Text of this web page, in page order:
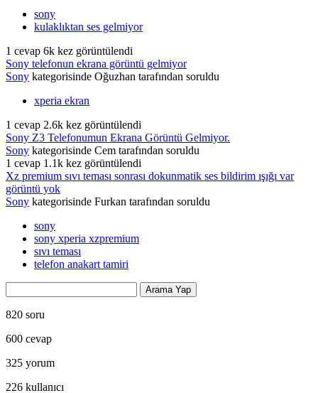
sony
kulaklıktan ses gelmiyor
1 cevap 6k kez görüntülendi
Sony telefonun ekrana görüntü gelmiyor
Sony kategorisinde Oğuzhan tarafından soruldu
xperia ekran
1 cevap 2.6k kez görüntülendi
Sony Z3 Telefonumun Ekrana Görüntü Gelmiyor.
Sony kategorisinde Cem tarafından soruldu
1 cevap 1.1k kez görüntülendi
Xz premium sıvı teması sonrası dokunmatik ses bildirim ışığı var
görüntü yok
Sony kategorisinde Furkan tarafından soruldu
sony
sony xperia xzpremium
sıvı teması
telefon anakart tamiri
820 soru
600 cevap
325 yorum
226 kullanıcı